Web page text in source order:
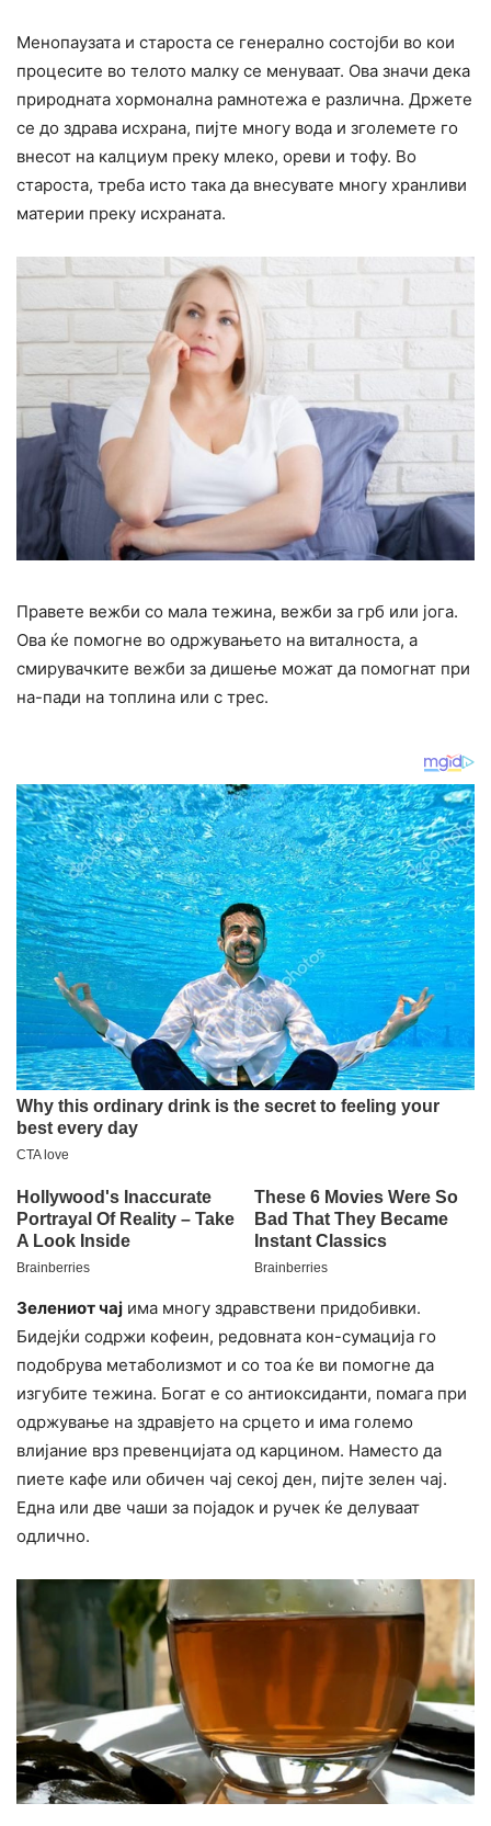
Менопаузата и староста се генерално состојби во кои
процесите во телото малку се менуваат. Ова значи дека
природната хормонална рамнотежа е различна. Држете
се до здрава исхрана, пијте многу вода и зголемете го
внесот на калциум преку млеко, ореви и тофу. Во
староста, треба исто така да внесувате многу хранливи
материи преку исхраната.
Правете вежби со мала тежина, вежби за грб или јога.
Ова ќе помогне во одржувањето на виталноста, а
смирувачките вежби за дишење можат да помогнат при
на-пади на топлина или с трес.
Зелениот чај има многу здравствени придобивки.
Бидејќи содржи кофеин, редовната кон-сумација го
подобрува метаболизмот и со тоа ќе ви помогне да
изгубите тежина. Богат е со антиоксиданти, помага при
одржување на здравјето на срцето и има големо
влијание врз превенцијата од карцином. Наместо да
пиете кафе или обичен чај секој ден, пијте зелен чај.
Една или две чаши за појадок и ручек ќе делуваат
одлично.